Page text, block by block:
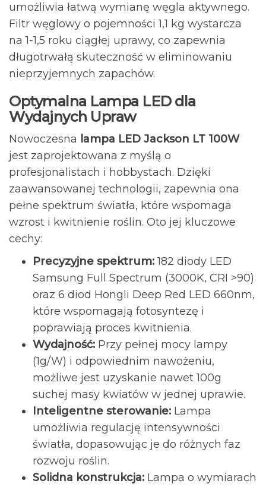
umożliwia łatwą wymianę węgla aktywnego.
Filtr węglowy o pojemności 1,1 kg wystarcza
na 1-1,5 roku ciągłej uprawy, co zapewnia
długotrwałą skuteczność w eliminowaniu
nieprzyjemnych zapachów.
Optymalna Lampa LED dla
Wydajnych Upraw
Nowoczesna lampa LED Jackson LT 100W
jest zaprojektowana z myślą o
profesjonalistach i hobbystach. Dzięki
zaawansowanej technologii, zapewnia ona
pełne spektrum światła, które wspomaga
wzrost i kwitnienie roślin. Oto jej kluczowe
cechy:
Precyzyjne spektrum:182 diody LED
Samsung Full Spectrum (3000K, CRI >90)
oraz 6 diod Hongli Deep Red LED 660nm,
które wspomagają fotosyntezę i
poprawiają proces kwitnienia.
Wydajność: Przy pełnej mocy lampy
(1g/W) i odpowiednim nawożeniu,
możliwe jest uzyskanie nawet 100g
suchej masy kwiatów w jednej uprawie.
Inteligentne sterowanie: Lampa
umożliwia regulację intensywności
światła, dopasowując je do różnych faz
rozwoju roślin.
Solidna konstrukcja: Lampa o wymiarach